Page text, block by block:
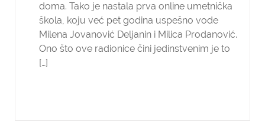
doma. Tako je nastala prva online umetnička
škola, koju već pet godina uspešno vode
Milena Jovanović Deljanin i Milica Prodanović.
Ono što ove radionice čini jedinstvenim je to
[…]